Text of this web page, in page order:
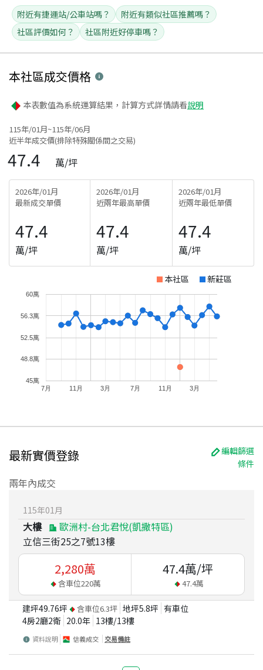
附近有捷運站/公車站嗎？
附近有類似社區推薦嗎？
社區評價如何？
社區附近好停車嗎？
本社區成交價格
本表數值為系統運算結果，計算方式詳情請看說明
115年/01月~115年/06月
近半年成交價(排除特殊關係間之交易)
47.4 萬/坪
2026年/01月
最新成交單價
47.4
萬/坪
2026年/01月
近兩年最高單價
47.4
萬/坪
2026年/01月
近兩年最低單價
47.4
萬/坪
本社區 新莊區
7月 11月 3月 7月 11月 3月
45萬
48.8萬
52.5萬
56.3萬
60萬
最新實價登錄
編輯篩選
條件
兩年內成交
115年01 月
大樓
歐洲村-台北君悅(凱撒特區)
立信三街25之7號13樓
2,280萬
含車位220萬
47.4萬/坪
47.4萬
建坪49.76坪 含車位6.3坪 地坪5.8坪 有車位
4房2廳2衛 20.0年 13樓/13樓
資料說明 信義成交 交易備註